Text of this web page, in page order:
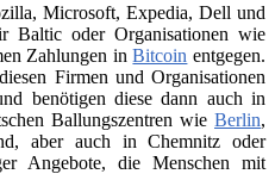
Microsoft, Expedia, Dell und
Baltic oder Organisationen wie
Zahlungen inBitcoin entgegen.
Firmen und Organisationen
benötigen diese dann auch in
Ballungszentren wie Berlin,
aber auch in Chemnitz oder
Angebote, die Menschen mit